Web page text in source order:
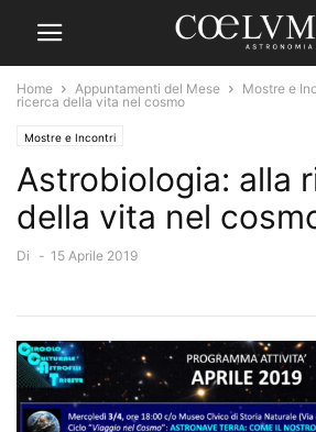
Home Appuntamenti del Mese Mostre e
ricerca della vita nel cosmo
Mostre e Incontri
Astrobiologia: alla
della vita nel
Di - 15 Aprile 2019